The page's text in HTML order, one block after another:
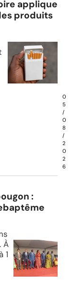
applique
produits
0
5
/
0
8
/
2
0
2
6
:
À
1